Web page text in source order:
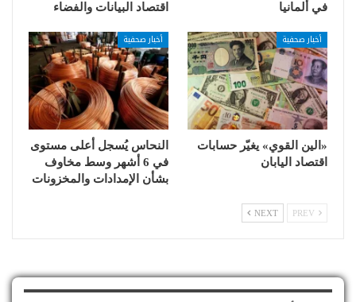
في ألمانيا
اقتصاد البيانات والفضاء
أخبار صحفية
«الين القوي» يغيّر حسابات
اقتصاد اليابان
أخبار صحفية
النحاس يُسجل أعلى مستوى
في 6 أشهر وسط مخاوف
بشأن الإمدادات والمخزونات
NEXT